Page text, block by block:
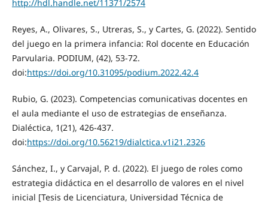
http://hdl.handle.net/11371/2574
Reyes, A., Olivares, S., Utreras, S., y Cartes, G. (2022). Sentido
del juego en la primera infancia: Rol docente en Educación
Parvularia. PODIUM, (42), 53-72.
doi:https://doi.org/10.31095/podium.2022.42.4
Rubio, G. (2023). Competencias comunicativas docentes en
el aula mediante el uso de estrategias de enseñanza.
Dialéctica, 1(21), 426-437.
doi:https://doi.org/10.56219/dialctica.v1i21.2326
Sánchez, I., y Carvajal, P. d. (2022). El juego de roles como
estrategia didáctica en el desarrollo de valores en el nivel
inicial [Tesis de Licenciatura, Universidad Técnica de